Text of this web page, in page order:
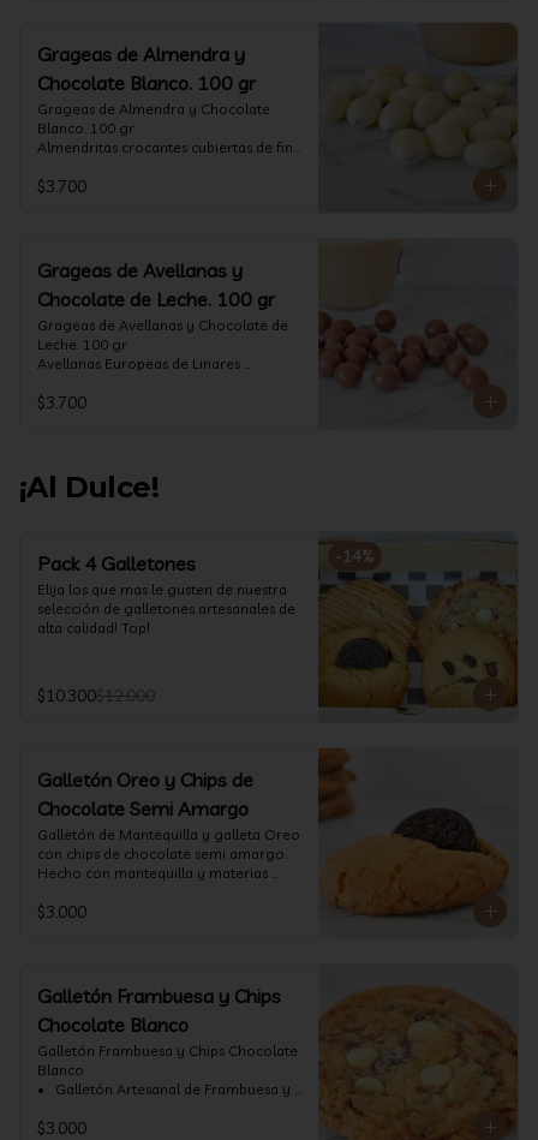
Grageas de Almendra y
Chocolate Blanco. 100 gr
Grageas de Almendra y Chocolate
Blanco. 100 gr
Almendritas crocantes cubiertas de fino
Formato: Bolsa 100 gramos
$3.700
Grageas de Avellanas y
Chocolate de Leche. 100 gr
Grageas de Avellanas y Chocolate de
Leche. 100 gr
Avellanas Europeas de Linares
de leche.
$3.700
¡Al Dulce!
-14%
Pack 4 Galletones
Elija los que mas le gusten de nuestra
selección de galletones artesanales de
alta calidad! Top!
$10.300$12.000
Galletón Oreo y Chips de
Chocolate Semi Amargo
⁠Galletón de Mantequilla y galleta Oreo
con chips de chocolate semi amargo.
Hecho con mantequilla y materias
$3.000
Galletón Frambuesa y Chips
Chocolate Blanco
Galletón Frambuesa y Chips Chocolate
Blanco
•⁠  ⁠ Galletón Artesanal de Frambuesa y
con mantequilla y materias primas de
$3.000